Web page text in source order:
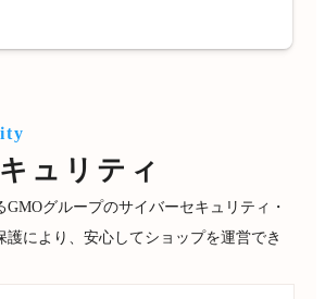
ュリティ
GMOグループのサイバーセキュリティ・
護により、安心してショップを運営でき